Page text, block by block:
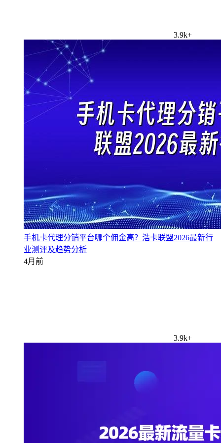
3.9k+
手机卡代理分销平台哪个佣金高？浩卡联盟2026最新行
业测评及趋势分析
4月前
3.9k+